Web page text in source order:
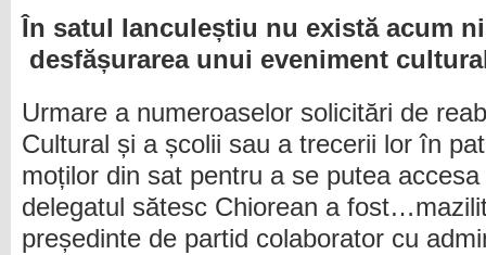
În satul Ianculeștiu nu există acum
desfășurarea unui eveniment
Urmare a numeroaselor solicitări de
Cultural și a școlii sau a trecerii lor în
moților din sat pentru a se putea
delegatul sătesc Chiorean a
președinte de partid colaborator cu